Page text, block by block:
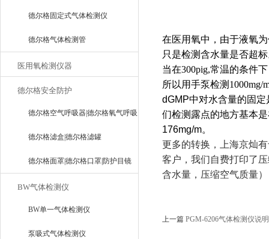
德尔格固定式气体检测仪
德尔格气体检测管
医用氧检测仪器
德尔格安全防护
德尔格空气呼吸器|德尔格氧气呼吸
器
德尔格滤盒|德尔格滤罐
德尔格面罩|德尔格口罩|防护目镜
BW气体检测仪
BW单一气体检测仪
泵吸式气体检测仪
在医用氧中，由于液氧
只是检测含水量是否超
当在300pig,常温的条件
所以用手泵检测1000mg/
dGMP中对水含量的固
们检测露点的地方基本
176mg/m。
更多的转换，上海京灿
客户，我们自费打印了
含水量，压缩空气质量
上一篇 PGM-6206气体检测仪说